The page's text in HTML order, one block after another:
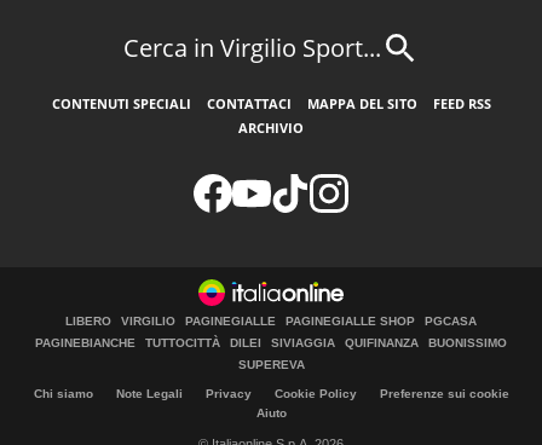
Cerca in Virgilio Sport...
CONTENUTI SPECIALI CONTATTACI MAPPA DEL SITO
FEED RSS
ARCHIVIO
LIBERO VIRGILIO PAGINEGIALLE PAGINEGIALLE SHOP
PGCASA
PAGINEBIANCHE
TUTTOCITTÀ DILEI SIVIAGGIA QUIFINANZA
BUONISSIMO
SUPEREVA
Chi siamo Note Legali Privacy Cookie Policy
Preferenze sui cookie
Aiuto